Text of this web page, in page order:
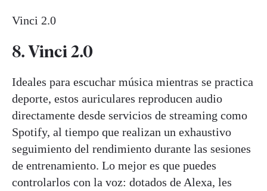
Vinci 2.0
8. Vinci 2.0
Ideales para escuchar música mientras se practica
deporte, estos auriculares reproducen audio
directamente desde servicios de streaming como
Spotify, al tiempo que realizan un exhaustivo
seguimiento del rendimiento durante las sesiones
de entrenamiento. Lo mejor es que puedes
controlarlos con la voz: dotados de Alexa, les